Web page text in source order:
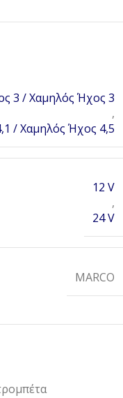
3 / Χαμηλός Ήχος 3
,
/ Χαμηλός Ήχος 4,5
12 V
,
24 V
MARCO